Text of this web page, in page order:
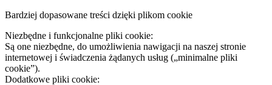
Bardziej dopasowane treści dzięki plikom cookie
Niezbędne i funkcjonalne pliki cookie:
Są one niezbędne, do umożliwienia nawigacji na naszej stronie
internetowej i świadczenia żądanych usług („minimalne pliki
cookie”).
Dodatkowe pliki cookie: